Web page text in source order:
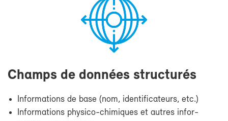
Champs de don­nées struc­tu­rés
In­for­ma­tions de base (nom, iden­ti­fi­ca­teurs, etc.)
In­for­ma­tions physico-​chimiques et autres in­for­